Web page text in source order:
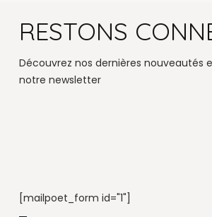
RESTONS
Découvrez nos dernières nouveautés
notre newsletter
[mailpoet_form id="1"]